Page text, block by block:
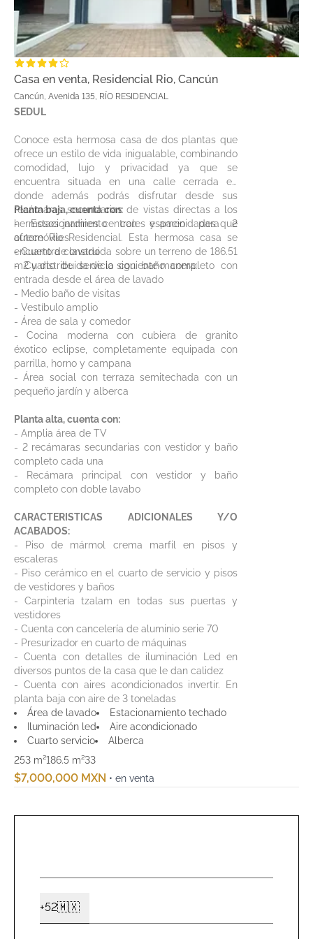
Casa en venta, Residencial Rio, Cancún
Cancún, Avenida 135, RÍO RESIDENCIAL
SEDUL
Conoce esta hermosa casa de dos plantas que
ofrece un estilo de vida inigualable, combinando
comodidad, lujo y privacidad ya que se
encuentra situada en una calle cerrada en
donde además podrás disfrutar desde sus
recámaras secundarias de vistas directas a los
hermosos jardines centrales y amenidades que
ofrece Rio Residencial. Esta hermosa casa se
encuentra construida sobre un terreno de 186.51
m2 y distribuida de la siguiente manera:
Planta baja, cuenta con:
- Estacionamiento con espacio para 2
automóviles
- Cuarto de lavado
- Cuarto de servicio con baño completo con
entrada desde el área de lavado
- Medio baño de visitas
- Vestíbulo amplio
- Área de sala y comedor
- Cocina moderna con cubiera de granito
éxotico eclipse, completamente equipada con
parrilla, horno y campana
- Área social con terraza semitechada con un
pequeño jardín y alberca
Planta alta, cuenta con:
- Amplia área de TV
- 2 recámaras secundarias con vestidor y baño
completo cada una
- Recámara principal con vestidor y baño
completo con doble lavabo
CARACTERISTICAS ADICIONALES Y/O
ACABADOS:
- Piso de mármol crema marfil en pisos y
escaleras
- Piso cerámico en el cuarto de servicio y pisos
de vestidores y baños
- Carpintería tzalam en todas sus puertas y
vestidores
- Cuenta con cancelería de aluminio serie 70
- Presurizador en cuarto de máquinas
- Cuenta con detalles de iluminación Led en
diversos puntos de la casa que le dan calidez
- Cuenta con aires acondicionados invertir. En
planta baja con aire de 3 toneladas
Área de lavado
Estacionamiento techado
Iluminación led
Aire acondicionado
Cuarto servicio
Alberca
253 m²186.5 m²33
$7,000,000 MXN • en venta
Ext2
+52🇲🇽